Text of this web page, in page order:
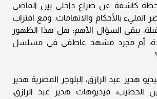
كاشفة عن صراع داخلي بين الماضي
المليء بالأحكام والاتهامات. ومع اقتراب
يبقى السؤال الأهم: هل هذا الظهور
أم مجرد مشهد عاطفي في مسلسل
هدير عبد الرازق، البلوجر المصرية هدير
الخطيب، فيديوهات هدير عبد الرازق،